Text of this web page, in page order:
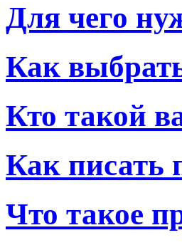
Для чего
Как
Кто такой
Как писать
Что такое